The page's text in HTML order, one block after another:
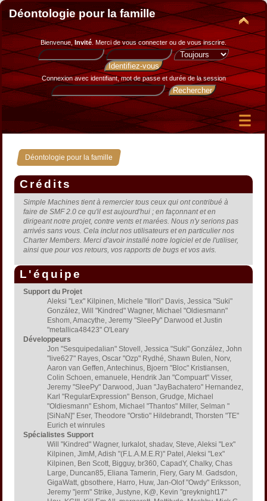
Déontologie pour la famille
Bienvenue, Invité. Merci devous connecter ou de vous inscrire.
Connexion avec identifiant, mot de passe et durée de la session
Déontologie pour la famille
Crédits
Simple Machines tient à remercier tous ceux qui ont contribué à
faire de SMF 2.0 ce qu'il est aujourd'hui ; en façonnant et en
dirigeant notre projet, contre vents et marées. Nous n'y serions pas
arrivés sans vous. Cela inclut nos utilisateurs et en particulier nos
Charter Members. Merci d'avoir installé notre logiciel et de l'utiliser,
ainsi que pour vos retours, vos rapports de bugs et vos avis.
L'équipe
Support du Projet
Aleksi "Lex" Kilpinen, Michele "Illori" Davis, Jessica "Suki"
González, Will "Kindred" Wagner, Michael "Oldiesmann"
Eshom, Amacythe, Jeremy "SleePy" Darwood et Justin
"metallica48423" O'Leary
Développeurs
Jon "Sesquipedalian" Stovell, Jessica "Suki" González, John
"live627" Rayes, Oscar "Ozp" Rydhé, Shawn Bulen, Norv,
Aaron van Geffen, Antechinus, Bjoern "Bloc" Kristiansen,
Colin Schoen, emanuele, Hendrik Jan "Compuart" Visser,
Jeremy "SleePy" Darwood, Juan "JayBachatero" Hernandez,
Karl "RegularExpression" Benson, Grudge, Michael
"Oldiesmann" Eshom, Michael "Thantos" Miller, Selman "
[SiNaN]" Eser, Theodore "Orstio" Hildebrandt, Thorsten "TE"
Eurich et winrules
Spécialistes Support
Will "Kindred" Wagner, lurkalot, shadav, Steve, Aleksi "Lex"
Kilpinen, JimM, Adish "(F.L.A.M.E.R)" Patel, Aleksi "Lex"
Kilpinen, Ben Scott, Bigguy, br360, CapadY, Chalky, Chas
Large, Duncan85, Eliana Tamerin, Fiery, Gary M. Gadsdon,
GigaWatt, gbsothere, Harro, Huw, Jan-Olof "Owdy" Eriksson,
Jeremy "jerm" Strike, Justyne, K@, Kevin "greyknight17"